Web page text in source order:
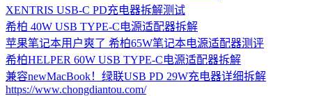
XENTRIS USB-C PD充电器拆解测试
希柏 40W USB TYPE-C电源适配器拆解
苹果笔记本用户爽了 希柏65W笔记本电源适配器测评
希柏HELPER 60W USB TYPE-C电源适配器拆解
兼容newMacBook！绿联USB PD 29W充电器详细拆解
https://www.chongdiantou.com/